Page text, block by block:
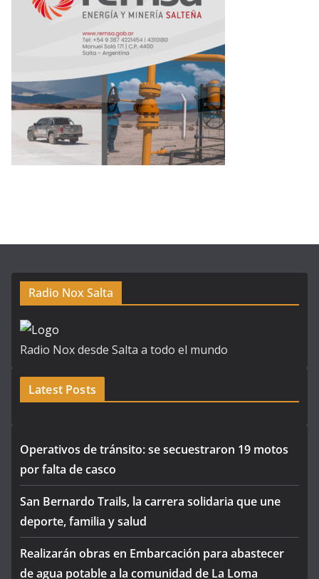
Radio Nox Salta
Radio Nox desde Salta a todo el mundo
Latest Posts
Operativos de tránsito: se secuestraron 19 motos
por falta de casco
San Bernardo Trails, la carrera solidaria que une
deporte, familia y salud
Realizarán obras en Embarcación para abastecer
de agua potable a la comunidad de La Loma